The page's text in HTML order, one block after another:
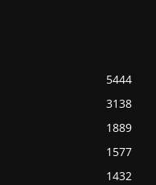
5444
3138
1889
1577
1432